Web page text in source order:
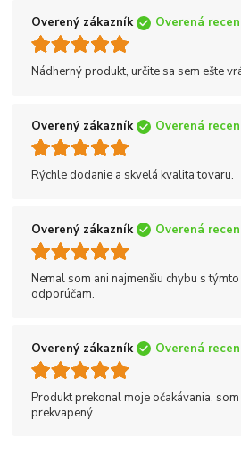
Overený zákazník Overená
Nádherný produkt, určite sa sem ešte
Overený zákazník Overená
Rýchle dodanie a skvelá kvalita tovaru.
Overený zákazník Overená
Nemal som ani najmenšiu chybu s
odporúčam.
Overený zákazník Overená
Produkt prekonal moje očakávania,
prekvapený.